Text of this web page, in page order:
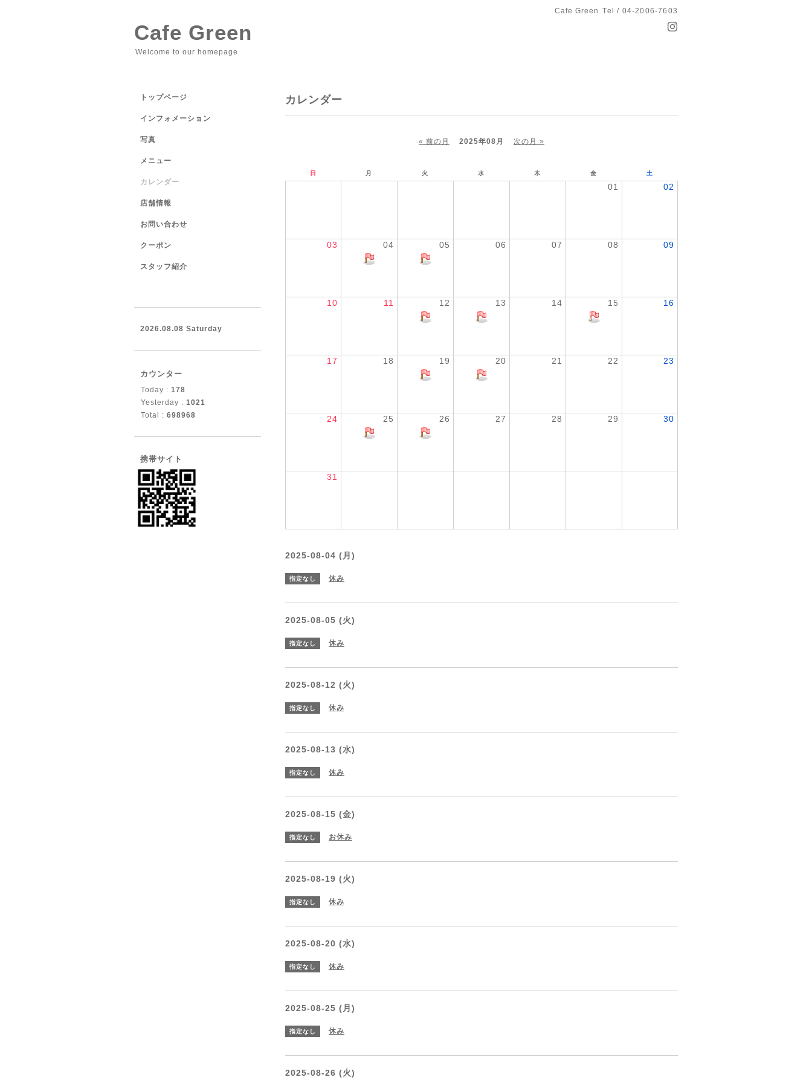
Cafe Green Tel / 04-2006-7603
Cafe Green
Welcome to our homepage
カレンダー
« 前の月 2025年08月 次の月 »
日 月 火 水 木 金 土
01 02
03 04 05 06 07 08 09
10 11 12 13 14 15 16
17 18 19 20 21 22 23
24 25 26 27 28 29 30
31
2025-08-04 (月)
指定なし 休み
2025-08-05 (火)
指定なし 休み
2025-08-12 (火)
指定なし 休み
2025-08-13 (水)
指定なし 休み
2025-08-15 (金)
指定なし お休み
2025-08-19 (火)
指定なし 休み
2025-08-20 (水)
指定なし 休み
2025-08-25 (月)
指定なし 休み
2025-08-26 (火)
トップページ
インフォメーション
写真
メニュー
カレンダー
店舗情報
お問い合わせ
クーポン
スタッフ紹介
2026.08.08 Saturday
カウンター
Today : 178
Yesterday : 1021
Total : 698968
携帯サイト